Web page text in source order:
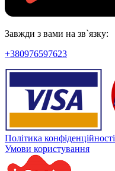
Завжди з вами на зв`язку:
+380976597623
Політика конфіденційності
Умови користування